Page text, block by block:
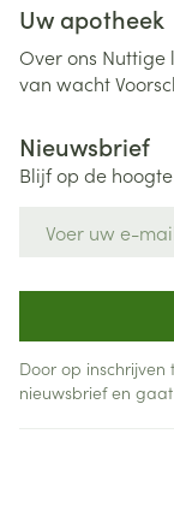
Uw apotheek
Over ons Nuttige
van wacht
Nieuwsbrief
Blijf op de
Door op inschrijven
nieuwsbrief en